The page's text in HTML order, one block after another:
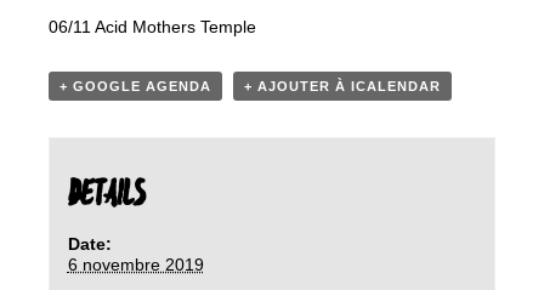
06/11 Acid Mothers Temple
+ GOOGLE AGENDA + AJOUTER À ICALENDAR
DETAILS
Date:
6 novembre 2019